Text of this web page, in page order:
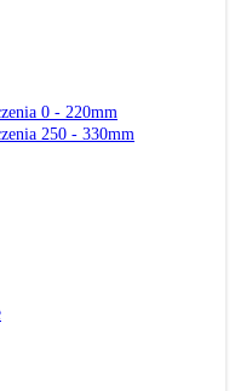
0 - 220mm
250 - 330mm